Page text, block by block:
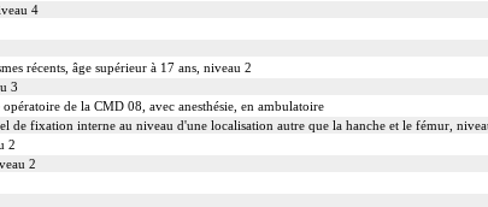
4
récents, âge supérieur à 17 ans, niveau 2
3
de la CMD 08, avec anesthésie, en ambulatoire
de fixation interne au niveau d'une localisation autre que la hanche et le fémur,
2
2